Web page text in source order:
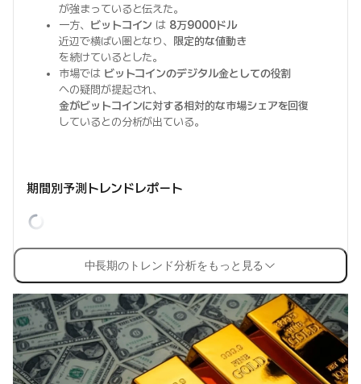
が強まっていると伝えた。
一方、 ビットコイン は 8万9000ドル
近辺で横ばい圏となり、
限定的な値動き
を続けているとした。
市場では ビットコインのデジタル金としての役割
への疑問が提起され、
金がビットコインに対する相対的な市場シェアを回復
しているとの分析が出ている。
期間別予測トレンドレポート
中長期のトレンド分析をもっと見る